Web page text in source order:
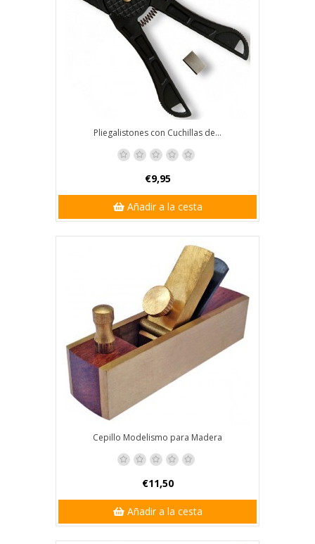
Pliegalistones con Cuchillas de...
€9,95
Añadir a la cesta
Cepillo Modelismo para Madera
€11,50
Añadir a la cesta